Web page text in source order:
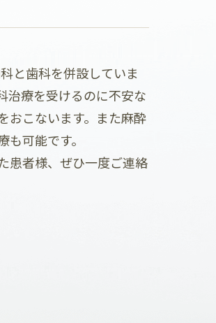
と歯科を併設していま
治療を受けるのに不安な
おこないます。また麻酔
可能です。
患者様、ぜひ一度ご連絡